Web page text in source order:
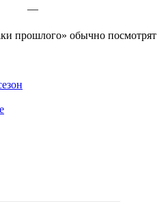
—
прошлого» обыч­но по­смот­рят